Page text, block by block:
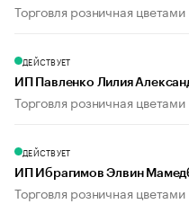
Торговля розничная цветами
ДЕЙСТВУЕТ
ИП Павленко Лилия
Торговля розничная цветами
ДЕЙСТВУЕТ
ИП Ибрагимов Элвин
Торговля розничная цветами